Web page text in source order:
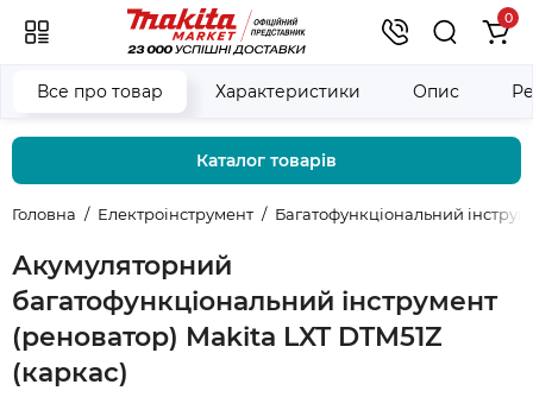
0
Каталог товарів
Головна Електроінструмент Багатофункціональний
Акумуляторний
багатофункціональний інструмент
(реноватор) Makita LXT DTM51Z
(каркас)
Все про товар Характеристики Опис